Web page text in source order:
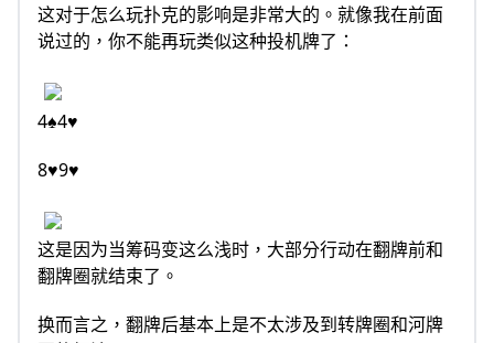
这对于怎么玩扑克的影响是非常大的。就像我在前面
说过的，你不能再玩类似这种投机牌了：
4♠4♥
8♥9♥
这是因为当筹码变这么浅时，大部分行动在翻牌前和
翻牌圈就结束了。
换而言之，翻牌后基本上是不太涉及到转牌圈和河牌